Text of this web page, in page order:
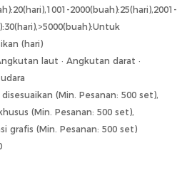
2000(buah):25(hari),2001-
(hari)
laut · Angkutan darat ·
(Min. Pesanan: 500 set),
(Min. Pesanan: 500 set),
grafis (Min. Pesanan: 500 set)